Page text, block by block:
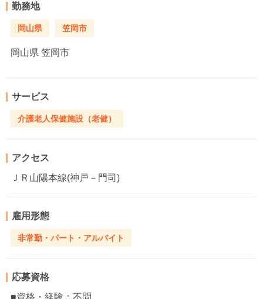
勤務地
岡山県 笠岡市
岡山県 笠岡市
サービス
介護老人保健施設（老健）
アクセス
ＪＲ山陽本線(神戸－門司)
雇用形態
非常勤・パート・アルバイト
応募資格
■資格・経験：不問